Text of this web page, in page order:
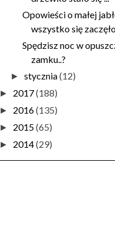
Opowieści o małej
wszystko się
Spędzisz noc w
zamku..?
►stycznia(12)
► 2017(188)
► 2016(135)
► 2015(65)
► 2014(29)